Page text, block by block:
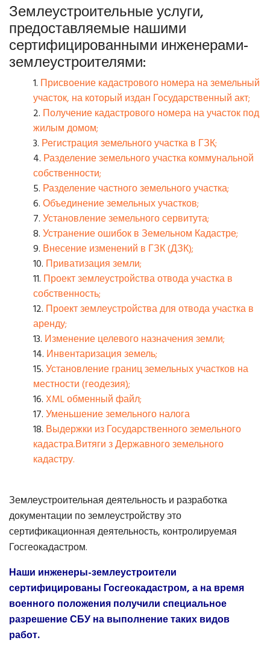
Землеустроительные услуги,
предоставляемые нашими
сертифицированными инженерами-
землеустроителями:
Присвоение кадастрового номера на земельный
участок, на который издан Государственный акт;
Получение кадастрового номера на участок под
жилым домом;
Регистрация земельного участка в ГЗК;
Разделение земельного участка коммунальной
собственности;
Разделение частного земельного участка;
Объединение земельных участков;
Установление земельного сервитута;
Устранение ошибок в Земельном Кадастре;
Внесение изменений в ГЗК (ДЗК);
Приватизация земли;
Проект землеустройства отвода участка в
собственность;
Проект землеустройства для отвода участка в
аренду;
Изменение целевого назначения земли;
Инвентаризация земель;
Установление границ земельных участков на
местности (геодезия);
XML обменный файл;
Уменьшение земельного налога
Выдержки из Государственного земельного
кадастра.Витяги з Державного земельного
кадастру.
Землеустроительная деятельность и разработка
документации по землеустройству это
сертификационная деятельность, контролируемая
Госгеокадастром.
Наши инженеры-землеустроители
сертифицированы Госгеокадастром, а на время
военного положения получили специальное
разрешение СБУ на выполнение таких видов
работ.